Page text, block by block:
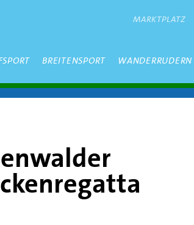
METANAVIGATION
MARKTPLATZ
BREITENSPORT WANDERRUDERN